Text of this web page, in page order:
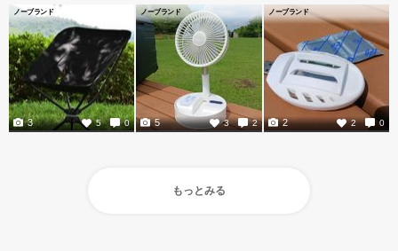
ノーブランド
5 0
3
ノーブランド
3 2
5
ノーブランド
2 0
2
もっとみる